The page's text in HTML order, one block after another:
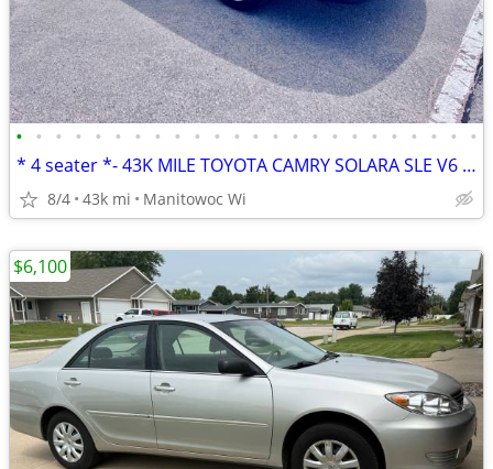
• • • • • • • • • • • • • • • • • • • • • • • •
* 4 seater *- 43K MILE TOYOTA CAMRY SOLARA SLE V6 CONVERTIBLE 1 OWNER
8/4 43k mi Manitowoc Wi
$6,100